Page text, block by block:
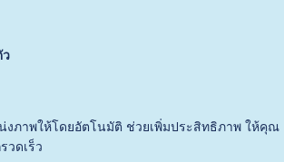
ว
งภาพให้โดยอัตโนมัติ ช่วยเพิ่มประสิทธิภาพ ให้คุณ
วดเร็ว